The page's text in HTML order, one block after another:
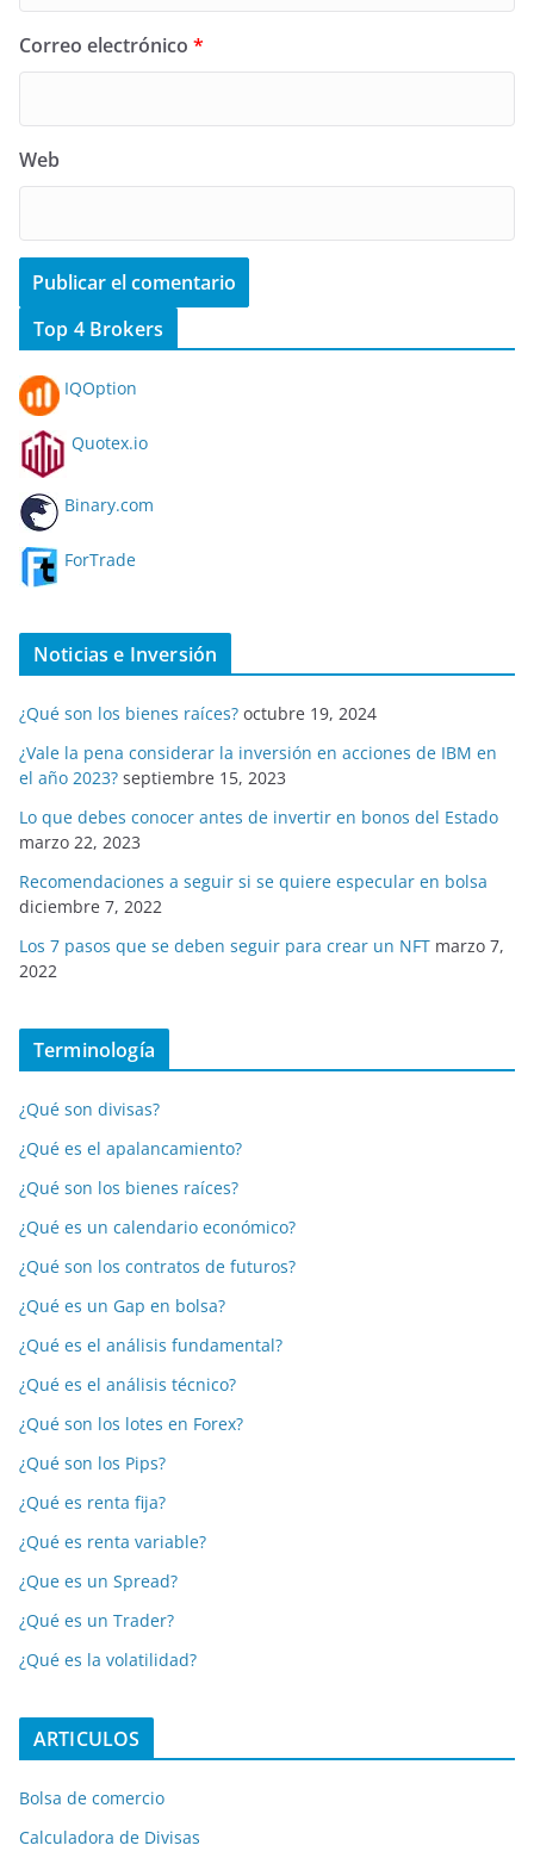
Correo electrónico *
Web
Top 4 Brokers
IQOption
Quotex.io
Binary.com
ForTrade
Noticias e Inversión
¿Qué son los bienes raíces? octubre 19, 2024
¿Vale la pena considerar la inversión en acciones de IBM en
el año 2023? septiembre 15, 2023
Lo que debes conocer antes de invertir en bonos del Estado
marzo 22, 2023
Recomendaciones a seguir si se quiere especular en bolsa
diciembre 7, 2022
Los 7 pasos que se deben seguir para crear un NFT marzo 7,
2022
Terminología
¿Qué son divisas?
¿Qué es el apalancamiento?
¿Qué son los bienes raíces?
¿Qué es un calendario económico?
¿Qué son los contratos de futuros?
¿Qué es un Gap en bolsa?
¿Qué es el análisis fundamental?
¿Qué es el análisis técnico?
¿Qué son los lotes en Forex?
¿Qué son los Pips?
¿Qué es renta fija?
¿Qué es renta variable?
¿Que es un Spread?
¿Qué es un Trader?
¿Qué es la volatilidad?
ARTICULOS
Bolsa de comercio
Calculadora de Divisas